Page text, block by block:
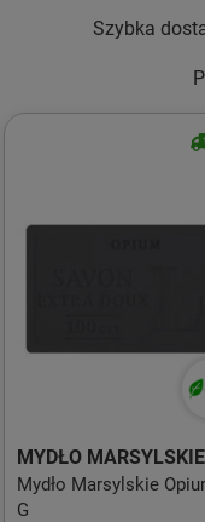
Szybka
MYDŁO
Mydło Marsylskie
G